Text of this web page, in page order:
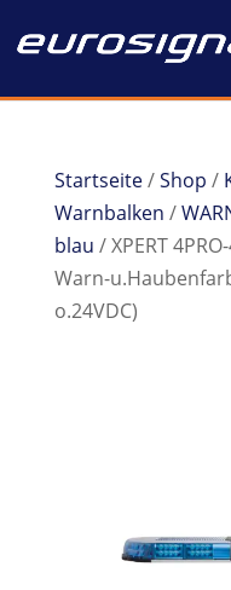
Startseite/Shop /
Warnbalken /
blau / XPERT
Warn-
o.24VDC)